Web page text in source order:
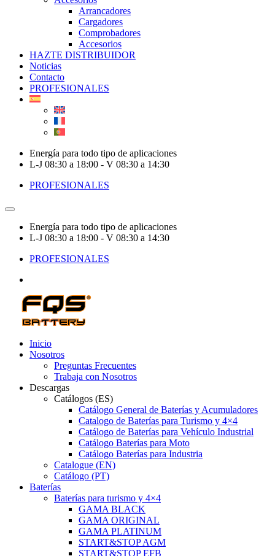
Arrancadores
Cargadores
Comprobadores
Accesorios
HAZTE DISTRIBUIDOR
Noticias
Contacto
PROFESIONALES
Energía para todo tipo de aplicaciones
L-J 08:30 a 18:00 - V 08:30 a 14:30
PROFESIONALES
Energía para todo tipo de aplicaciones
L-J 08:30 a 18:00 - V 08:30 a 14:30
PROFESIONALES
Inicio
Nosotros
Preguntas Frecuentes
Trabaja con Nosotros
Descargas
Catálogos (ES)
Catálogo General de Baterías y Acumuladores
Catalogo de Baterías para Turismo y 4×4
Catálogo de Baterías para Vehículo Industrial
Catálogo Baterías para Moto
Catálogo Baterías para Industria
Catalogue (EN)
Catálogo (PT)
Baterías
Baterías para turismo y 4×4
GAMA BLACK
GAMA ORIGINAL
GAMA PLATINUM
START&STOP AGM
START&STOP EFB